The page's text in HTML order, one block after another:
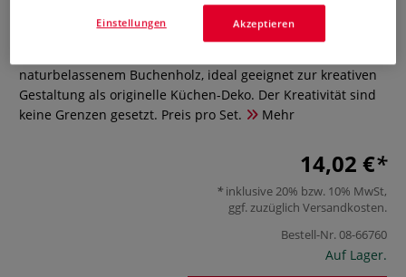
0 Bewertungen
naturbelassenem Buchenholz, ideal geeignet zur kreativen
Gestaltung als originelle Küchen-Deko. Der Kreativität sind
keine Grenzen gesetzt. Preis pro Set.
Mehr
14,02 €
inklusive 20% bzw. 10% MwSt,
ggf. zuzüglich Versandkosten.
Bestell-Nr.08-66760
Auf Lager.
Akzeptieren
Einstellungen